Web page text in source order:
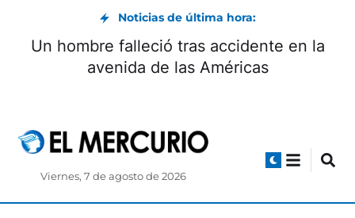
Noticias de última hora:
Un hombre falleció tras accidente en la
avenida de las Américas
Viernes, 7 de agosto de 2026